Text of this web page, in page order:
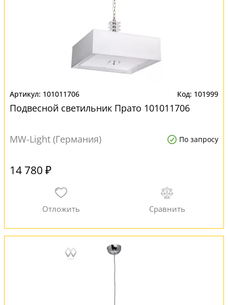
101011706 101999
Подвесной светильник Прато 101011706
MW-Light (Германия) По запросу
14 780 ₽